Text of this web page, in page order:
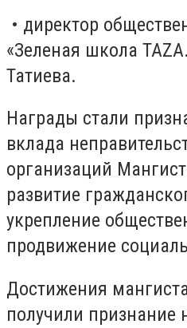
• директор
«Зеленая школа
Татиева.
Награды стали
вклада
организаций
развитие
укрепление
продвижение
Достижения
получили признание